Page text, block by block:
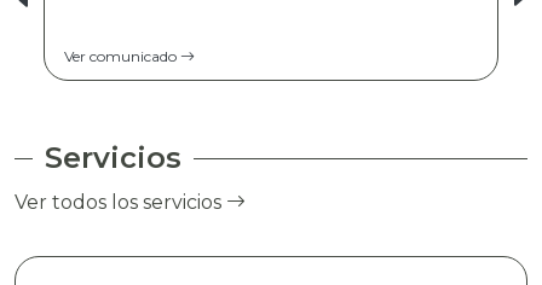
Ver comunicado
Servicios
Ver todos los servicios